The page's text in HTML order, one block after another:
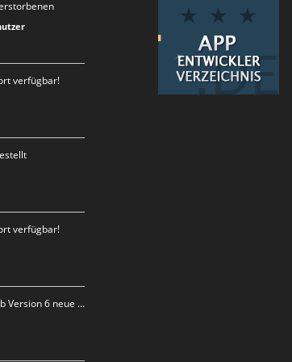
verfügbar!
verfügbar!
Version 6 neue …